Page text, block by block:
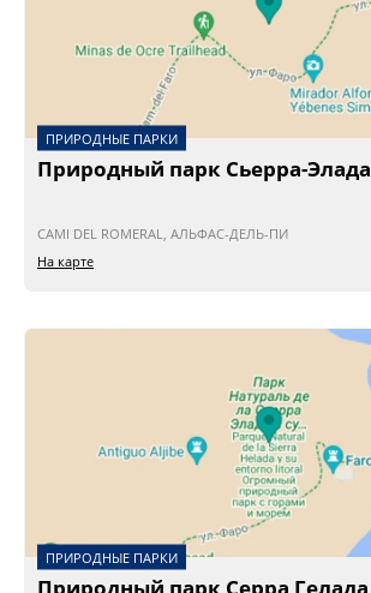
ПРИРОДНЫЕ ПАРКИ
Природный парк Сьерра-Элада
CAMI DEL ROMERAL, АЛЬФАС-ДЕЛЬ-ПИ
На карте
ПРИРОДНЫЕ ПАРКИ